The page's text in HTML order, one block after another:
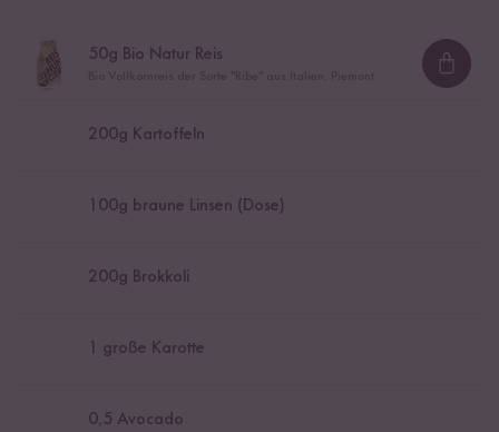
50g Bio Natur Reis
200g Kartoffeln
100g braune Linsen (Dose)
200g Brokkoli
1 große Karotte
0,5 Avocado